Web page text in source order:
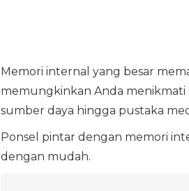
Memori internal yang besar
memungkinkan Anda
sumber daya hingga pustaka
Ponsel pintar dengan memori
dengan mudah.